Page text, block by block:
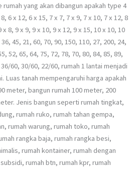
yang akan dibangun apakah type 4
6 x 12, 6 x 15, 7 x 7, 7 x 9, 7 x 10, 7 x 12, 8
8, 9 x 9, 9 x 10, 9 x 12, 9 x 15, 10 x 10, 10
45, 21, 60, 70, 90, 150, 110, 27, 200, 24,
52, 65, 64, 75, 72, 78, 70, 80, 84, 85, 89,
60, 30/60, 22/60, rumah 1 lantai menjadi
Luas tanah mempengaruhi harga apakah
meter, bangun rumah 100 meter, 200
Jenis bangun seperti rumah tingkat,
rumah ruko, rumah tahan gempa,
rumah warung, rumah toko, rumah
rangka baja, rumah rangka besi,
rumah kontainer, rumah dengan
rumah btn, rumah kpr, rumah